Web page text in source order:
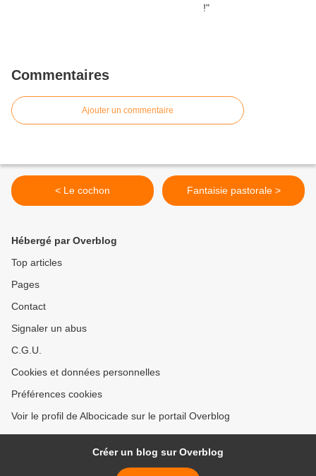
Commentaires
Ajouter un commentaire
< Le cochon Fantaisie pastorale >
Hébergé par Overblog
Top articles
Pages
Contact
Signaler un abus
C.G.U.
Cookies et données personnelles
Préférences cookies
Voir le profil de Albocicade sur le portail Overblog
Créer un blog sur Overblog